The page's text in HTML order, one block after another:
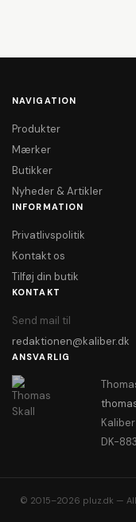
NAVIGATION
Produkter
Mærker
Butikker
Nyheder & Artikler
INFORMATION
Privatlivspolitik
Kontakt os
Tilføj din butik
KONTAKT
Send mail til
redaktionen@kaliber.dk
ANSVARLIG
DK-
© 2015–2026 pluz.dk —